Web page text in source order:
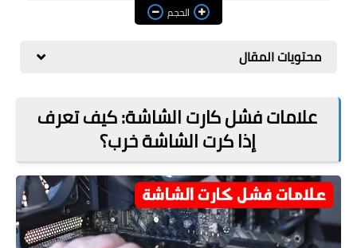
الربح من الانترنت
ذكاء اصطناعي
الحجم
محتويات المقال
علامات فشل كارت الشاشة: كيف تعرف
إذا كرت الشاشة خرب؟